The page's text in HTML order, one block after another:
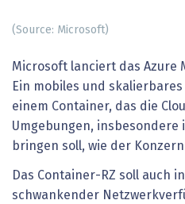
(Source: Microsoft)
Microsoft lanciert das Azure
Ein mobiles und
einem Container, das die
Umgebungen, insbesondere
bringen soll, wie der
Das Container-RZ soll auch
schwankender